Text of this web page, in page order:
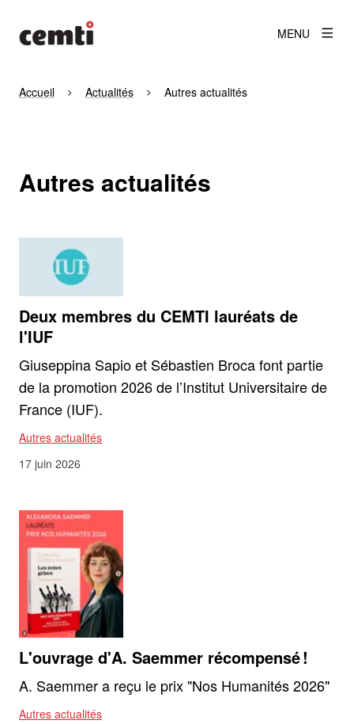
MENU
Accueil Actualités Autres actualités
Autres actualités
Deux membres du CEMTI lauréats de
l'IUF
Giuseppina Sapio et Sébastien Broca font partie
de la promotion 2026 de l’Institut Universitaire de
France (IUF).
Autres actualités
17 juin 2026
L'ouvrage d'A. Saemmer récompensé !
A. Saemmer a reçu le prix "Nos Humanités 2026"
Autres actualités